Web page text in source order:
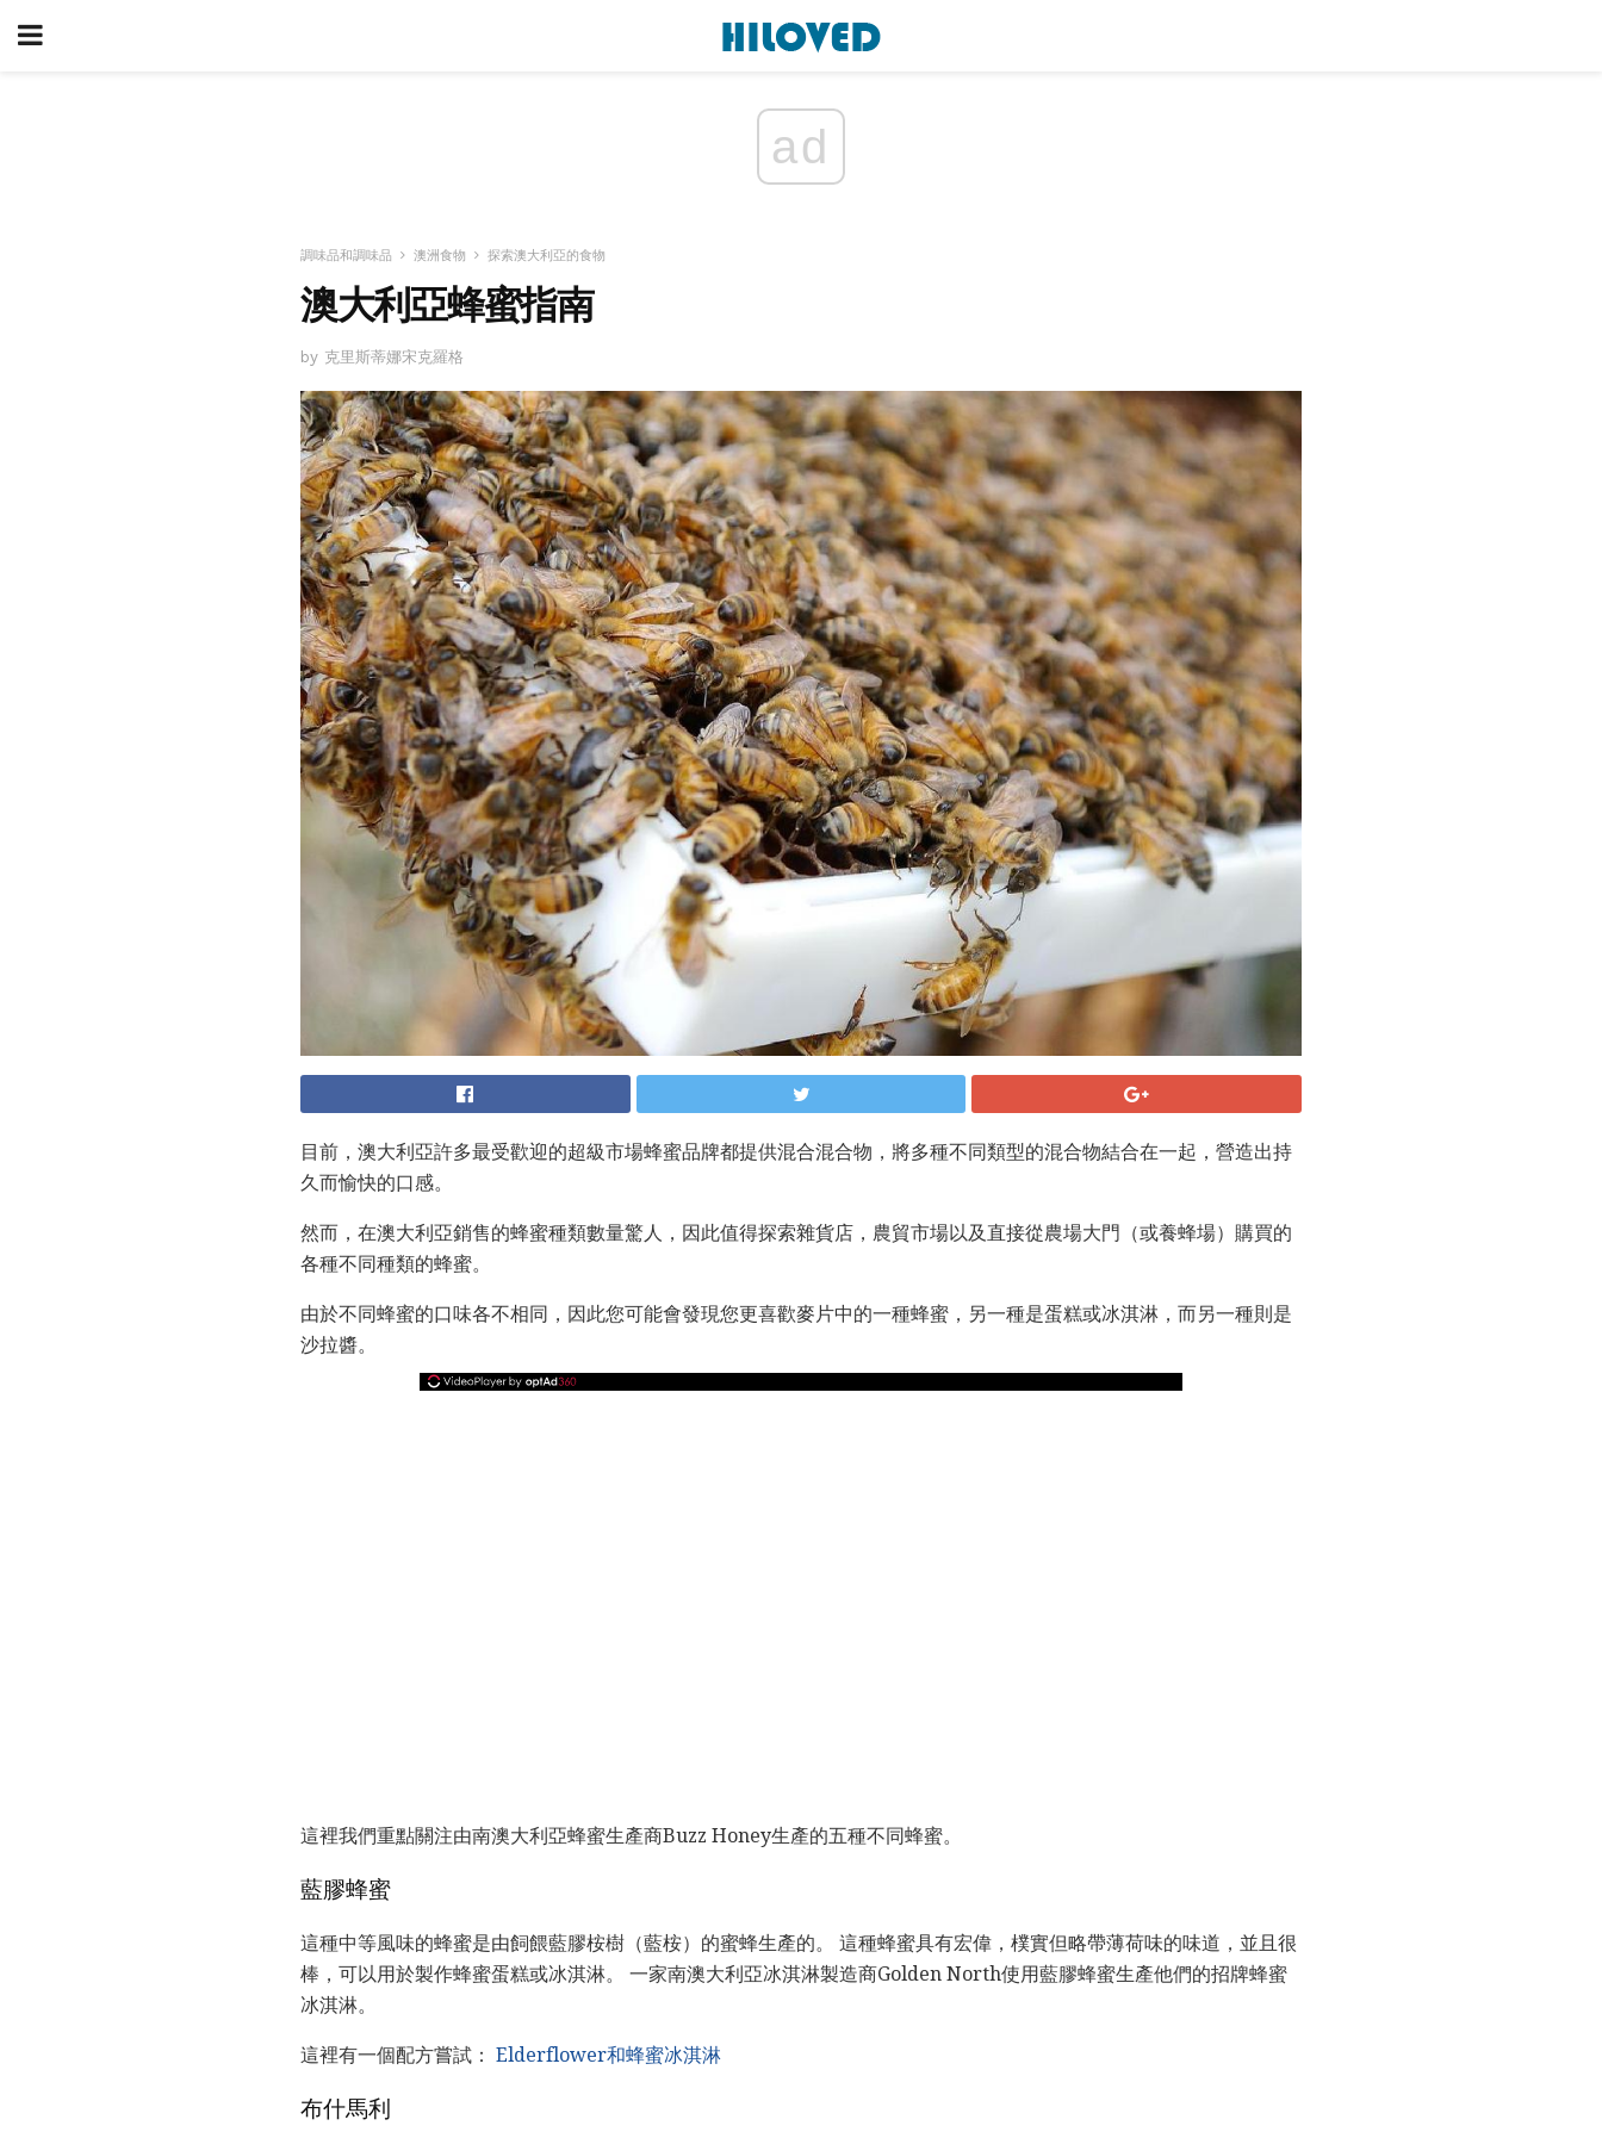
ad
調味品和調味品 澳洲食物 探索澳大利亞的食物
澳大利亞蜂蜜指南
by 克里斯蒂娜宋克羅格
目前，澳大利亞許多最受歡迎的超級市場蜂蜜品牌都提供混合混合物，將多種不同類型的混合物結合在一起，營造出持
久而愉快的口感。
然而，在澳大利亞銷售的蜂蜜種類數量驚人，因此值得探索雜貨店，農貿市場以及直接從農場大門（或養蜂場）購買的
各種不同種類的蜂蜜。
由於不同蜂蜜的口味各不相同，因此您可能會發現您更喜歡麥片中的一種蜂蜜，另一種是蛋糕或冰淇淋，而另一種則是
沙拉醬。
這裡我們重點關注由南澳大利亞蜂蜜生產商Buzz Honey生產的五種不同蜂蜜。
藍膠蜂蜜
這種中等風味的蜂蜜是由飼餵藍膠桉樹（藍桉）的蜜蜂生產的。 這種蜂蜜具有宏偉，樸實但略帶薄荷味的味道，並且很
棒，可以用於製作蜂蜜蛋糕或冰淇淋。 一家南澳大利亞冰淇淋製造商Golden North使用藍膠蜂蜜生產他們的招牌蜂蜜
冰淇淋。
這裡有一個配方嘗試： Elderflower和蜂蜜冰淇淋
布什馬利